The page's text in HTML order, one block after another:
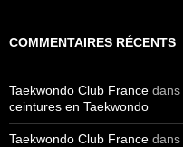
COMMENTAIRES RÉCENTS
Taekwondo Club France dans
ceintures en Taekwondo
Taekwondo Club France dans